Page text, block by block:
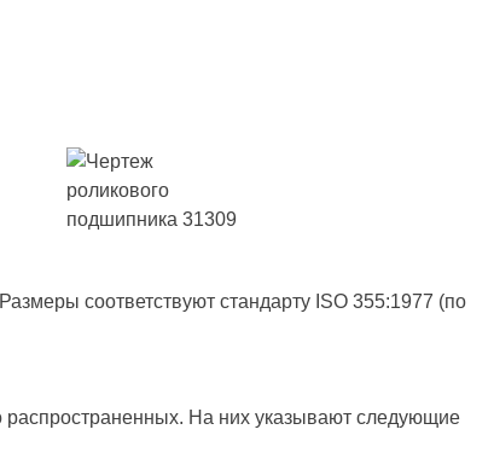
соответствуют стандарту ISO 355:1977 (по
распространенных. На них указывают следующие